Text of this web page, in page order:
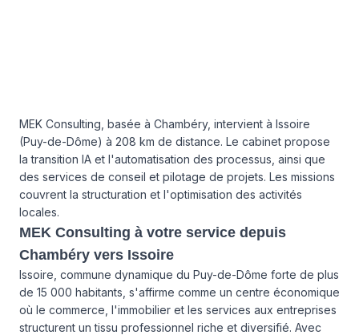
MEK Consulting, basée à Chambéry, intervient à Issoire
(Puy-de-Dôme) à 208 km de distance. Le cabinet propose
la transition IA et l'automatisation des processus, ainsi que
des services de conseil et pilotage de projets. Les missions
couvrent la structuration et l'optimisation des activités
locales.
MEK Consulting à votre service depuis
Chambéry vers Issoire
Issoire, commune dynamique du Puy-de-Dôme forte de plus
de 15 000 habitants, s'affirme comme un centre économique
où le commerce, l'immobilier et les services aux entreprises
structurent un tissu professionnel riche et diversifié. Avec